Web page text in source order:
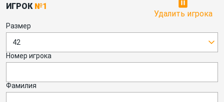
ИГРОК №1
Удалить игрока
Размер
42
Номер игрока
Фамилия